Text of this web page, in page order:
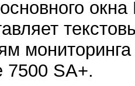
7500 SA+.